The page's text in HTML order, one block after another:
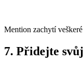
Mention zachytí
7. Přidejte